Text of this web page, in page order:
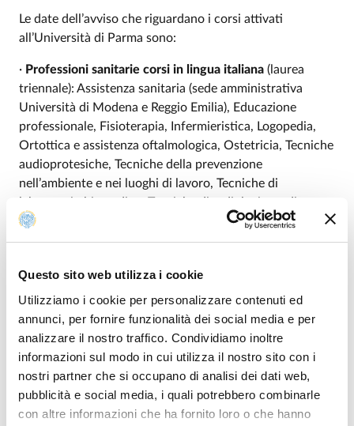
Questo sito web utilizza i cookie
Utilizziamo i cookie per personalizzare contenuti ed
annunci, per fornire funzionalità dei social media e per
analizzare il nostro traffico. Condividiamo inoltre
informazioni sul modo in cui utilizza il nostro sito con i
nostri partner che si occupano di analisi dei dati web,
pubblicità e social media, i quali potrebbero combinarle
con altre informazioni che ha fornito loro o che hanno
Le date dell’avviso che riguardano i corsi attivati
all’Università di Parma sono:
· Professioni sanitarie corsi in lingua italiana (laurea
triennale): Assistenza sanitaria (sede amministrativa
Università di Modena e Reggio Emilia), Educazione
professionale, Fisioterapia, Infermieristica, Logopedia,
Ortottica e assistenza oftalmologica, Ostetricia, Tecniche
audioprotesiche, Tecniche della prevenzione
nell’ambiente e nei luoghi di lavoro, Tecniche di
immagini e radioterapia, Terapia della neuro e
psicomotricità dell’età evolutiva) –mercoledì 16
triennale): Dental hygiene –
·Medicine and Surgery(laurea magistrale a ciclo unico,
in lingua inglese) –martedì 29 settembre 2026
·Architettura Rigenerazione Sostenibilità(laurea
triennale) – entromercoledì 30 settembre 2026(la data